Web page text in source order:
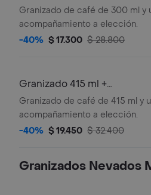
Acompañamiento
Granizado de café de 300 ml y
acompañamiento a elección.
-40% $ 17.300 $ 28.800
Granizado 415 ml +
Acompañamiento
Granizado de café de 415 ml y
acompañamiento a elección.
-40% $ 19.450 $ 32.400
Granizados Nevados